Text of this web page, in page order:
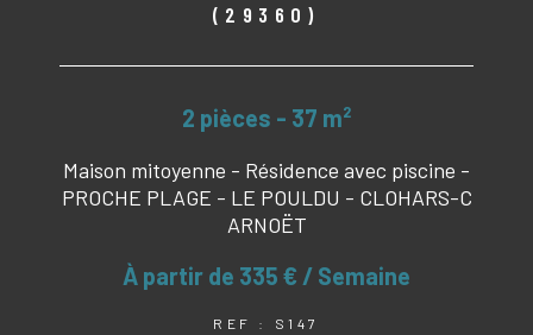
(29360)
2 pièces - 37 m²
Maison mitoyenne - Résidence avec piscine -
PROCHE PLAGE - LE POULDU - CLOHARS-C
ARNOËT
À partir de 335 € / Semaine
REF : S147